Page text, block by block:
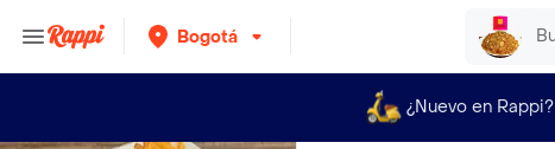
Bogotá
¿Nuevo en Rappi?